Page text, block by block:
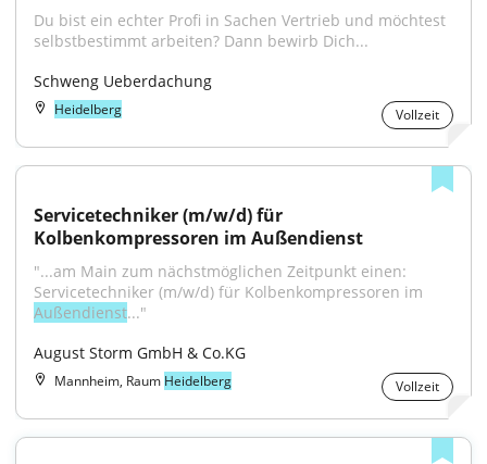
Du bist ein echter Profi in Sachen Vertrieb und möchtest
selbstbestimmt arbeiten? Dann bewirb Dich...
Schweng Ueberdachung
Heidelberg Vollzeit
Servicetechniker (m/w/d) für
Kolbenkompressoren im Außendienst
"...am Main zum nächstmöglichen Zeitpunkt einen:
Außendienst..."
August Storm GmbH & Co.KG
Mannheim, Raum Heidelberg Vollzeit